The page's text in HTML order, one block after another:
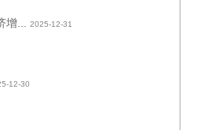
... 2025-12-31
12-30